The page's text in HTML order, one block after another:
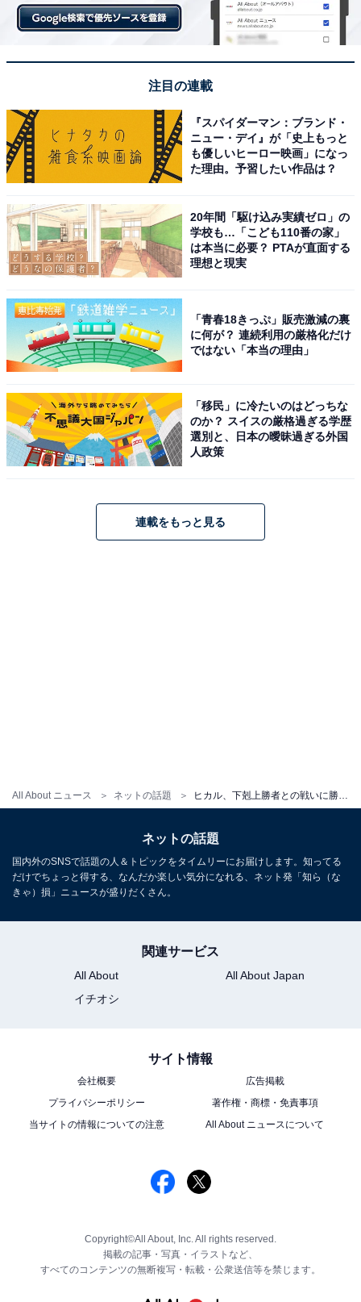
All About ニュース ネットの話題
注目の連載
『スパイダーマン：ブランド・
ニュー・デイ』が「史上もっと
も優しいヒーロー映画」になっ
た理由。予習したい作品は？
20年間「駆け込み実績ゼロ」の
学校も…「こども110番の家」
は本当に必要？ PTAが直面する
理想と現実
「青春18きっぷ」販売激減の裏
に何が？ 連続利用の厳格化だけ
ではない「本当の理由」
「移民」に冷たいのはどっちな
のか？ スイスの厳格過ぎる学歴
選別と、日本の曖昧過ぎる外国
人政策
連載をもっと見る
ネットの話題
国内外のSNSで話題の人＆トピックをタイムリーにお届けします。知ってる
だけでちょっと得する、なんだか楽しい気分になれる、ネット発「知ら（な
きゃ）損」ニュースが盛りだくさん。
関連サービス
All About
All About Japan
イチオシ
サイト情報
会社概要
広告掲載
プライバシーポリシー
著作権・商標・免責事項
当サイトの情報についての注意
All About ニュースについて
Copyright©All About, Inc. All rights reserved.
掲載の記事・写真・イラストなど、
すべてのコンテンツの無断複写・転載・公衆送信等を禁じます。